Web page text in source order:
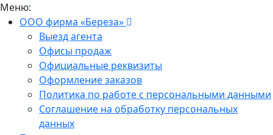
Меню:
ООО фирма «Береза»
Выезд агента
Офисы продаж
Официальные реквизиты
Оформление заказов
Политика по работе с персональными данными
Соглашение на обработку персональных
данных